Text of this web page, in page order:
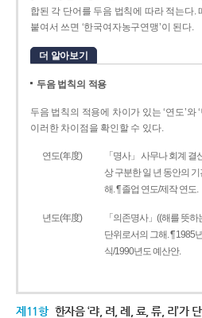
합된 각 단어를 두음 법칙에 따라 적는다.
붙여서 쓰면 ‘한국여자농구연맹’이 된다.
더 알아보기
두음 법칙의 적용
두음 법칙의 적용에 차이가 있는 ‘연도’와
이러한 차이점을 확인할 수 있다.
연도(年度)
「명사」 사무나 회계
상 구분한 일 년 동안의
해. ¶ 졸업 연도/제작 연도.
년도(年度)
「의존명사」((해를 뜻
단위로서의 그해. ¶ 1985
식/1990년도 예산안.
제11항 한자음 ‘랴, 려, 례, 료, 류, 리’가